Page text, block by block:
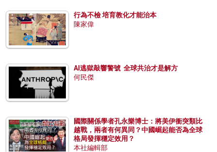
行為不檢 培育教化才能治本
陳家偉
AI逃獄敲響警號 全球共治才是解方
何民傑
國際關係學者孔永樂博士：將美伊衝突類比
越戰，兩者有何異同？中國崛起能否為全球
格局發揮穩定效用？
本社編輯部